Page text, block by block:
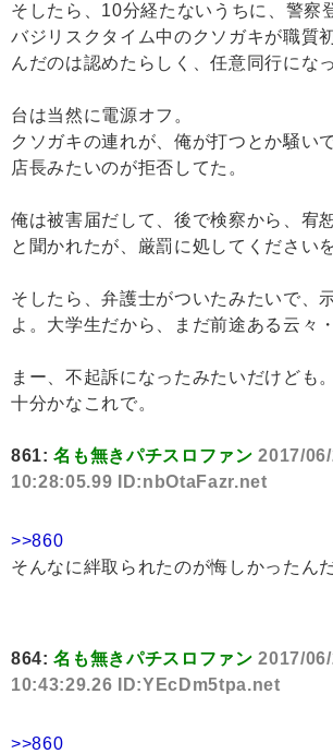
そしたら、10分経たないうちに、警察
バジリスクタイム中のクソガキが職質
んだのは認めたらしく、任意同行になっ
台は当然に電源オフ。
クソガキの連れが、俺が打つとか騒い
店長みたいのが拒否してた。
俺は被害届だして、後で検察から、宥
と聞かれたが、厳罰に処してください
そしたら、弁護士がついたみたいで、
よ。大学生だから、まだ前途ある云々
まー、不起訴になったみたいだけども。
十分かなこれで。
861:名も無きパチスロファン 2017/
10:28:05.99 ID:nbOtaFazr.net
>>860
そんなに絆取られたのが悔しかったん
864:名も無きパチスロファン 2017/
10:43:29.26 ID:YEcDm5tpa.net
>>860